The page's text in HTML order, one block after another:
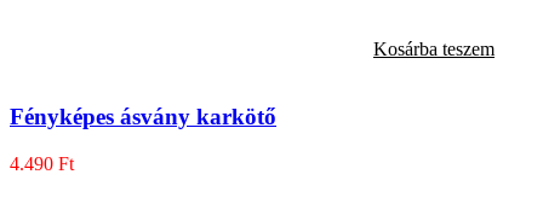
Kosárba teszem
Fényképes ásvány karkötő
4.490 Ft